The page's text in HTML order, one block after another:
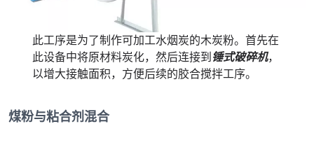
此工序是为了制作可加工水烟炭的木炭粉。首先在
此设备中将原材料炭化，然后连接到锤式破碎机，
以增大接触面积，方便后续的胶合搅拌工序。
煤粉与粘合剂混合